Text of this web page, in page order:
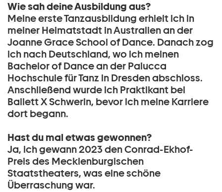
Wie sah deine Ausbildung aus?
Meine erste Tanzausbildung erhielt ich in
meiner Heimatstadt in Australien an der
Joanne Grace School of Dance. Danach zog
ich nach Deutschland, wo ich meinen
Bachelor of Dance an der Palucca
Hochschule für Tanz in Dresden abschloss.
Anschließend wurde ich Praktikant bei
Ballett X Schwerin, bevor ich meine Karriere
dort begann.
Hast du mal etwas gewonnen?
Ja, ich gewann 2023 den Conrad-Ekhof-
Preis des Mecklenburgischen
Staatstheaters, was eine schöne
Überraschung war.